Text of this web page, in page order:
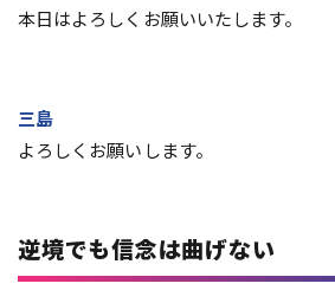
本日はよろしくお願いいたします。
三島
よろしくお願いします。
逆境でも信念は曲げない